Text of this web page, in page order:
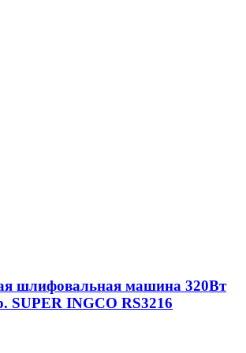
шлифовальная машина 320Вт
SUPER INGCO RS3216